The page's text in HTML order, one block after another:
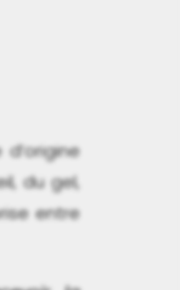
du gel,
entre